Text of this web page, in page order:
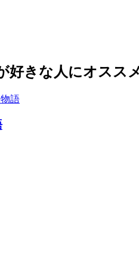
好きな人にオスス